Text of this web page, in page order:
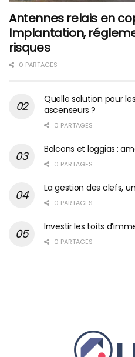
Antennes relais en
Implantation,
risques
0 PARTAGES
Quelle solution pour
ascenseurs ?
0 PARTAGES
Balcons et loggias :
0 PARTAGES
La gestion des clefs,
0 PARTAGES
Investir les toits
0 PARTAGES